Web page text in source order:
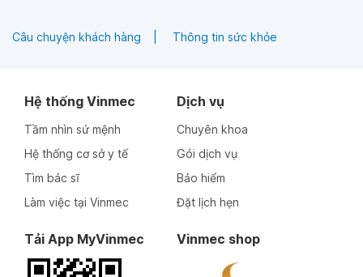
Câu chuyện khách hàng Thông tin sức khỏe
Hệ thống Vinmec
Tầm nhìn sứ mệnh
Hệ thống cơ sở y tế
Tìm bác sĩ
Làm việc tại Vinmec
Dịch vụ
Chuyên khoa
Gói dịch vụ
Bảo hiểm
Đặt lịch hẹn
Tải App MyVinmec Vinmec shop